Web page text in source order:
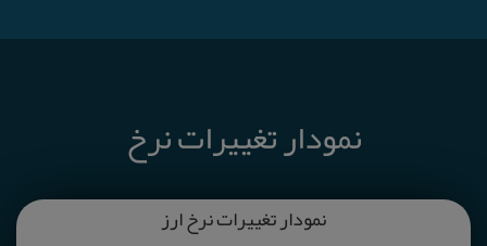
نمودار تغییرات نرخ
نمودار تغییرات نرخ ارز